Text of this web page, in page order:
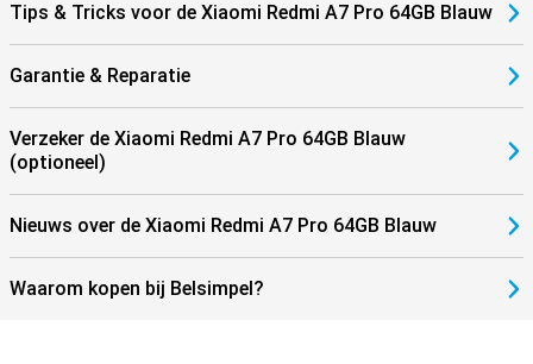
Tips & Tricks voor de Xiaomi Redmi A7 Pro 64GB Blauw
Garantie & Reparatie
Verzeker de Xiaomi Redmi A7 Pro 64GB Blauw
(optioneel)
Nieuws over de Xiaomi Redmi A7 Pro 64GB Blauw
Waarom kopen bij Belsimpel?